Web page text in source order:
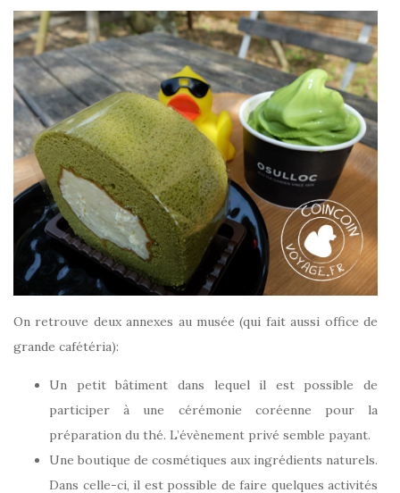
On retrouve deux annexes au musée (qui fait aussi office de
grande cafétéria):
Un petit bâtiment dans lequel il est possible de
participer à une cérémonie coréenne pour la
préparation du thé. L’évènement privé semble payant.
Une boutique de cosmétiques aux ingrédients naturels.
Dans celle-ci, il est possible de faire quelques activités